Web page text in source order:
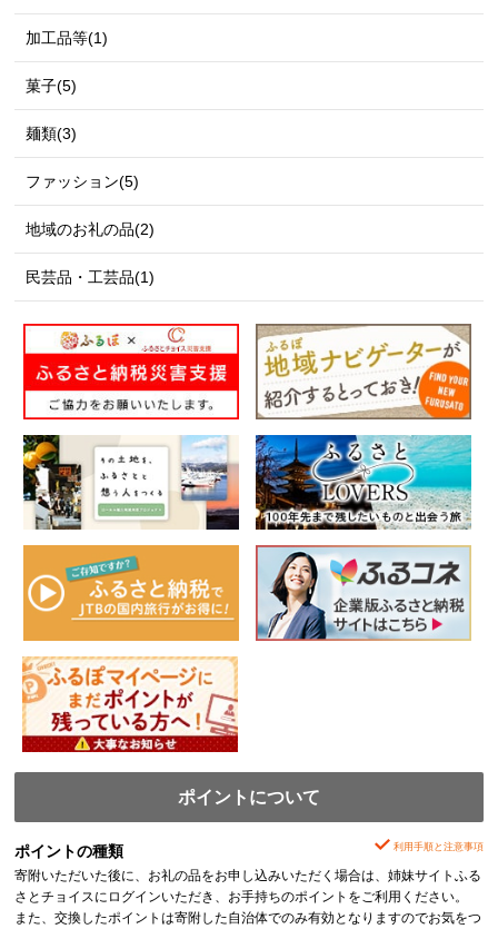
加工品等(1)
菓子(5)
麺類(3)
ファッション(5)
地域のお礼の品(2)
民芸品・工芸品(1)
ポイントについて
ポイントの種類 利用手順と注意事項
寄附いただいた後に、お礼の品をお申し込みいただく場合は、姉妹サイトふる
さとチョイスにログインいただき、お手持ちのポイントをご利用ください。
また、交換したポイントは寄附した自治体でのみ有効となりますのでお気をつ